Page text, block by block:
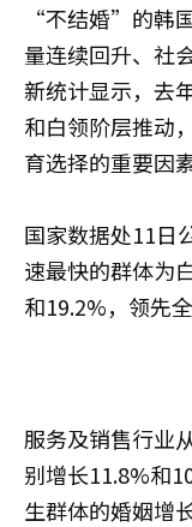
“不结婚”的韩
量连续回升、社
新统计显示，去
和白领阶层推动
育选择的重要因素
国家数据处11日
速最快的群体为
和19.2%，领先
服务及销售行业
别增长11.8%和
生群体的婚姻增